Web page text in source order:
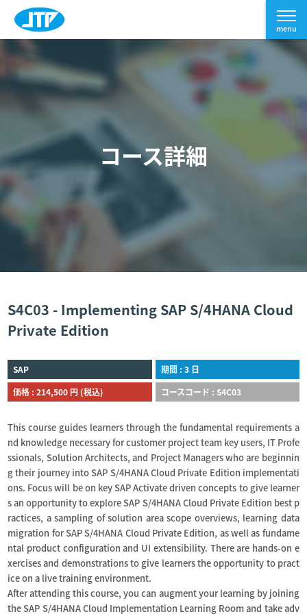
コース詳細
S4C03 - Implementing SAP S/4HANA Cloud
Private Edition
SAP
期間 : 3 日
価格 : 214,500 円 (税込)
コースコード : S4C03
This course guides learners through the fundamental requirements a
nd knowledge necessary for customer project team key users, IT Profe
ssionals, Solution Architects, and Project Managers who are beginnin
g their journey into SAP S/4HANA Cloud Private Edition implementati
ons. Focus will be on key SAP Activate driven concepts to give learner
s an opportunity to explore SAP S/4HANA Cloud Private Edition best p
ractices, a sampling of solution area scope overviews, learning data
migration for SAP S/4HANA Cloud Private Edition, as well as fundame
ntal product configuration and UI extensibility. There are hands-on e
xercises and demonstrations to give learners the opportunity to pract
ice on a live training environment.
After attending this course, you can augment your learning by joining
the SAP S/4HANA Cloud Implementation Learning Room and take adv